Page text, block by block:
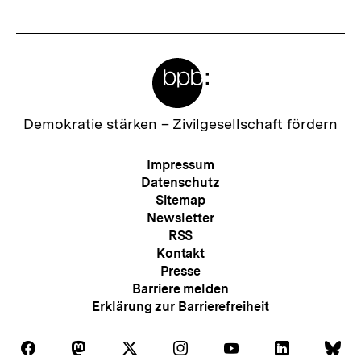
Zur
Demokratie stärken – Zivilgesellschaft fördern
Meta-
Navigation
Impressum
Datenschutz
Sitemap
Newsletter
RSS
Kontakt
Presse
Barriere melden
Erklärung zur Barrierefreiheit
Folgen
Auf
Folgen Folgen Folgen
Auf
Folgen Folgen